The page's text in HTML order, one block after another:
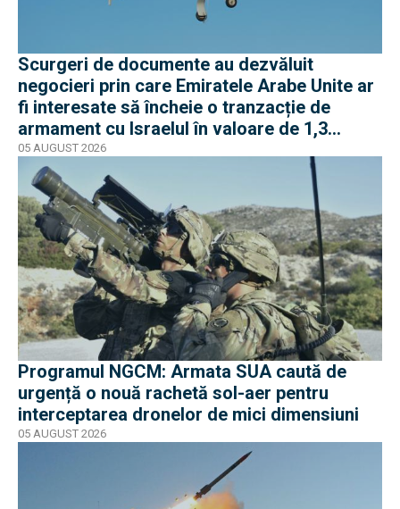
Scurgeri de documente au dezvăluit
negocieri prin care Emiratele Arabe Unite ar
fi interesate să încheie o tranzacție de
armament cu Israelul în valoare de 1,3
miliarde de dolari
05 AUGUST 2026
Programul NGCM: Armata SUA caută de
urgență o nouă rachetă sol-aer pentru
interceptarea dronelor de mici dimensiuni
05 AUGUST 2026